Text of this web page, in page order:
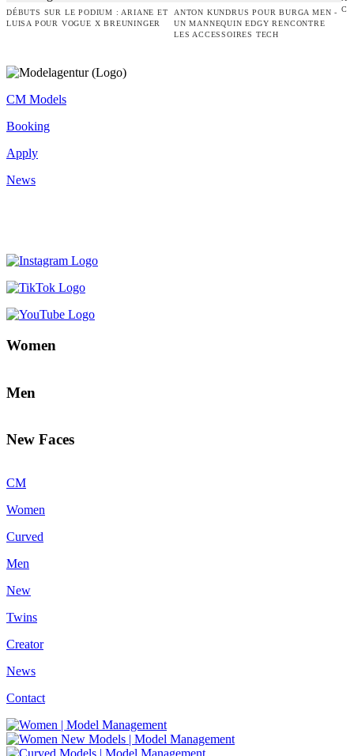
DÉBUTS SUR LE PODIUM : ARIANE ET
LUISA POUR VOGUE X BREUNINGER
ANTON KUNDRUS POUR BURGA MEN -
UN MANNEQUIN EDGY RENCONTRE
LES ACCESSOIRES TECH
CM Models
Booking
Apply
News
Women
Men
New Faces
CM
Women
Curved
Men
New
Twins
Creator
News
Contact